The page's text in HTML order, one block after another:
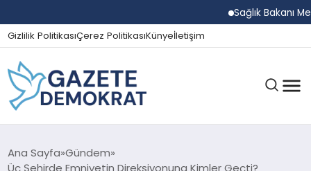
Sağlık Bakanı
Gizlilik PolitikasıÇerez PolitikasıKünyeİletişim
GÜNDEM
Ana Sayfa Gündem
Üç Şehirde Emniyetin Direksiyonuna Kimler Geçti?